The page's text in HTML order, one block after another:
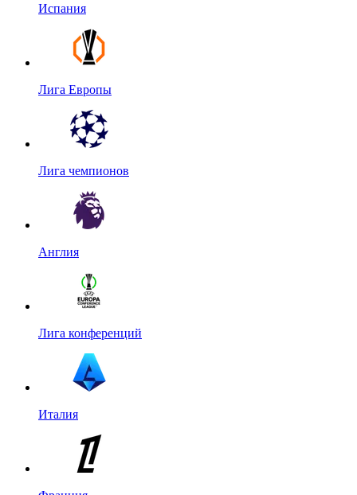
Испания
Лига Европы
Лига чемпионов
Англия
Лига конференций
Италия